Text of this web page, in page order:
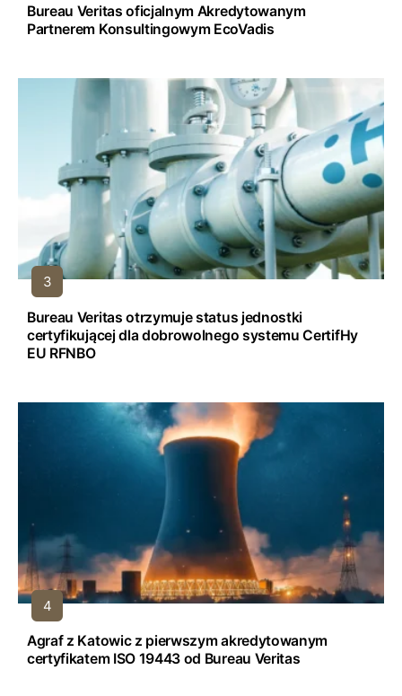
Bureau Veritas oficjalnym Akredytowanym
Partnerem Konsultingowym EcoVadis
Bureau Veritas otrzymuje status jednostki
certyfikującej dla dobrowolnego systemu CertifHy
EU RFNBO
Agraf z Katowic z pierwszym akredytowanym
certyfikatem ISO 19443 od Bureau Veritas